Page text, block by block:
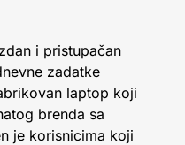
i pristupačan
zadatke
laptop koji
brenda sa
je korisnicima koji